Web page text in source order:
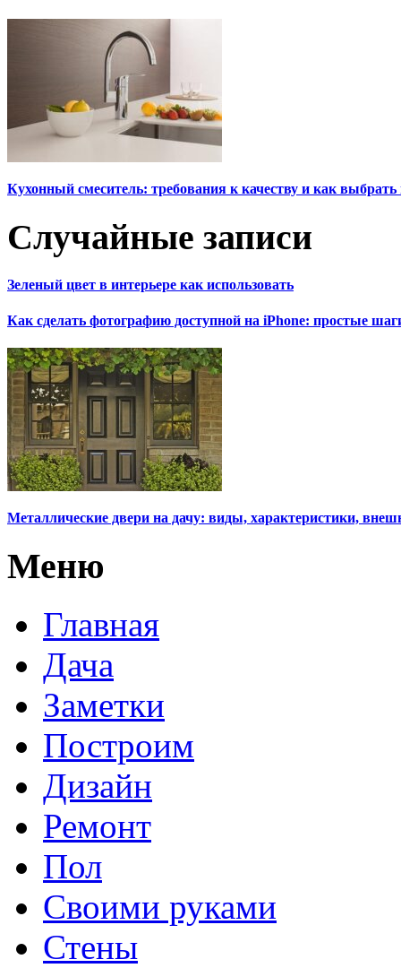
Кухонный смеситель: требования к качеству и как
Случайные записи
Зеленый цвет в интерьере как использовать
Как сделать фотографию доступной на iPhone: простые
Металлические двери на дачу: виды, характеристики,
Меню
Главная
Дача
Заметки
Построим
Дизайн
Ремонт
Пол
Своими руками
Стены